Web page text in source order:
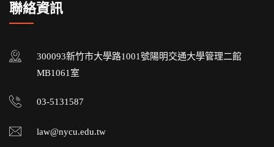
聯絡資訊
300093新竹市大學路1001號陽明交通大學管理二館
MB1061室
03-5131587
law@nycu.edu.tw